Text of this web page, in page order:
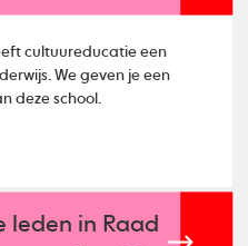
cultuureducatie een
We geven je een
deze school.
leden in Raad